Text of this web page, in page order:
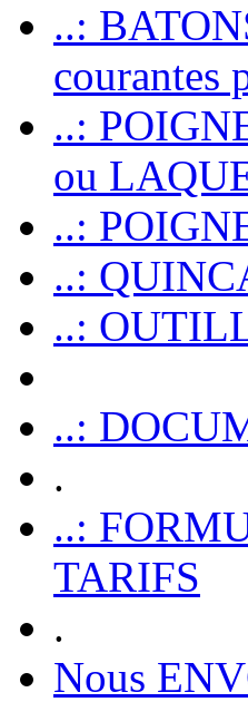
..:
courantes
..:
ou
..:
..:
..:
..:
.
..:
TARIFS
.
Nous